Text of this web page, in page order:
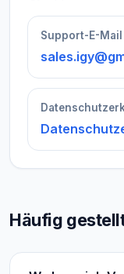
Support-E-Mail
Häufig